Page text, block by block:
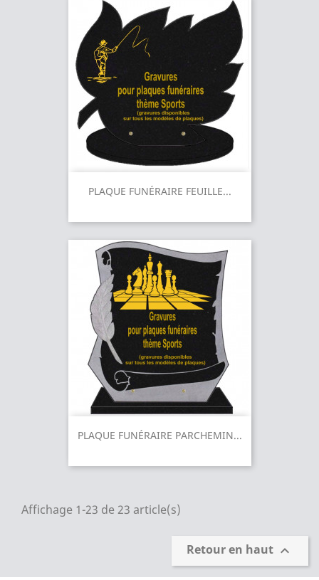
PLAQUE FUNÉRAIRE FEUILLE...
PLAQUE FUNÉRAIRE PARCHEMIN...
Affichage 1-23 de 23 article(s)
Retour en haut 